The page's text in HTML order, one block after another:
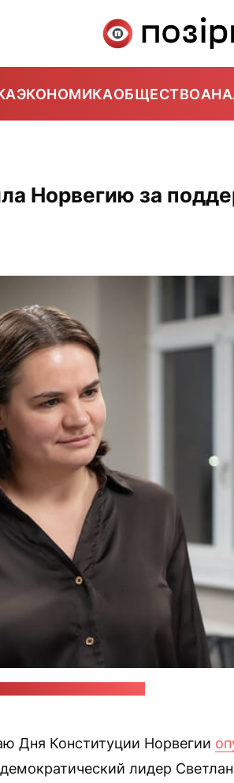
ЭКОНОМИКАОБЩЕСТВО
Норвегию за
Дня Конституции Норвегии
лидер